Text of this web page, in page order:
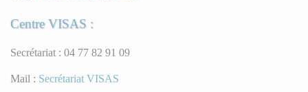
Centre VISAS :
Secrétariat : 04 77 82 91 09
Mail : Secrétariat VISAS